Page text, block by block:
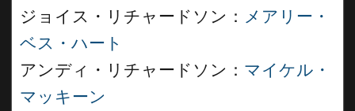
ジョイス・リチャードソン： メアリー・
ベス・ハート
アンディ・リチャードソン： マイケル・
マッキーン